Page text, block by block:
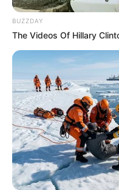
BUZZDAY
The Videos Of Hillary